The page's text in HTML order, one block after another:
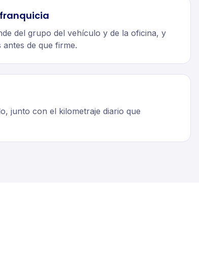
franquicia
del grupo del vehículo y de la oficina, y
de que firme.
junto con el kilometraje diario que